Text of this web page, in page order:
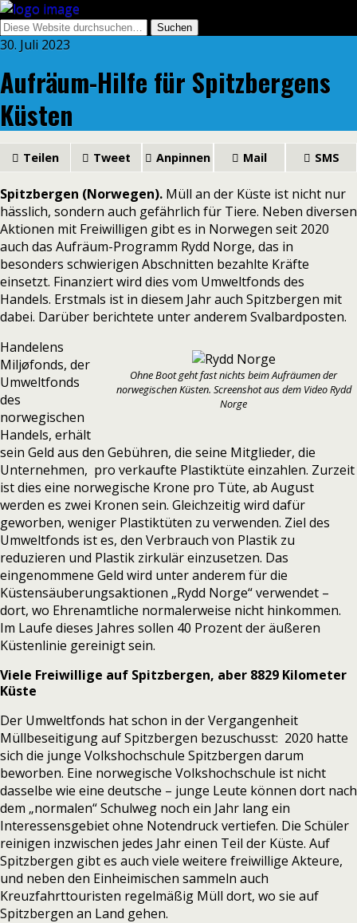
30. Juli 2023
Aufräum-Hilfe für Spitzbergens
Küsten
Teilen Tweet Anpinnen Mail SMS
Spitzbergen (Norwegen). Müll an der Küste ist nicht nur
hässlich, sondern auch gefährlich für Tiere. Neben diversen
Aktionen mit Freiwilligen gibt es in Norwegen seit 2020
auch das Aufräum-Programm Rydd Norge, das in
besonders schwierigen Abschnitten bezahlte Kräfte
einsetzt. Finanziert wird dies vom Umweltfonds des
Handels. Erstmals ist in diesem Jahr auch Spitzbergen mit
dabei. Darüber berichtete unter anderem Svalbardposten.
Ohne Boot geht fast nichts beim Aufräumen der
norwegischen Küsten. Screenshot aus dem VideoRydd
Norge
Handelens
Miljøfonds, der
Umweltfonds
des
norwegischen
Handels, erhält
sein Geld aus den Gebühren, die seine Mitglieder, die
Unternehmen, pro verkaufte Plastiktüte einzahlen. Zurzeit
ist dies eine norwegische Krone pro Tüte, ab August
werden es zwei Kronen sein. Gleichzeitig wird dafür
geworben, weniger Plastiktüten zu verwenden. Ziel des
Umweltfonds ist es, den Verbrauch von Plastik zu
reduzieren und Plastik zirkulär einzusetzen. Das
eingenommene Geld wird unter anderem für die
Küstensäuberungsaktionen „Rydd Norge“verwendet –
dort, wo Ehrenamtliche normalerweise nicht hinkommen.
Im Laufe dieses Jahres sollen 40 Prozent der äußeren
Küstenlinie gereinigt sein.
Viele Freiwillige auf Spitzbergen, aber 8829 Kilometer
Küste
Der Umweltfonds hat schon in der Vergangenheit
Müllbeseitigung auf Spitzbergen bezuschusst: 2020 hatte
sich die junge Volkshochschule Spitzbergen darum
beworben. Eine norwegische Volkshochschule ist nicht
dasselbe wie eine deutsche – junge Leute können dort nach
dem „normalen“ Schulweg noch ein Jahr lang ein
Interessensgebiet ohne Notendruck vertiefen. Die Schüler
reinigen inzwischen jedes Jahr einen Teil der Küste. Auf
Spitzbergen gibt es auch viele weitere freiwillige Akteure,
und neben den Einheimischen sammeln auch
Kreuzfahrttouristen regelmäßig Müll dort, wo sie auf
Spitzbergen an Land gehen.